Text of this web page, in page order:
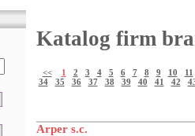
Katalog firm
<< 1 2 3 4 5 6 7 8 9 10
11
34
35 36 37 38 39 40 41 42
Arper s.c.